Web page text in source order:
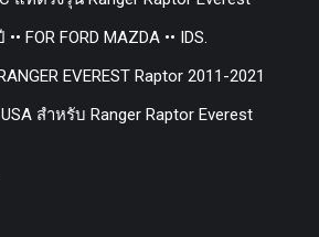
FOR FORD MAZDA •• IDS.
EVEREST Raptor 2011-2021
สำหรับ Ranger Raptor Everest